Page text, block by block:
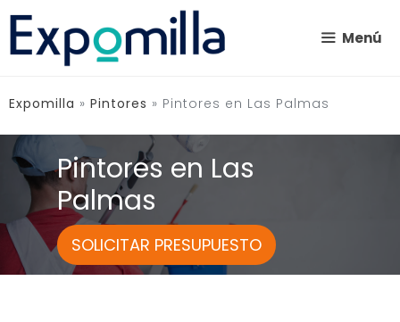
Saltar
contenido
Menú
Expomilla » Pintores » Pintores en Las Palmas
Pintores en Las
Palmas
SOLICITAR PRESUPUESTO